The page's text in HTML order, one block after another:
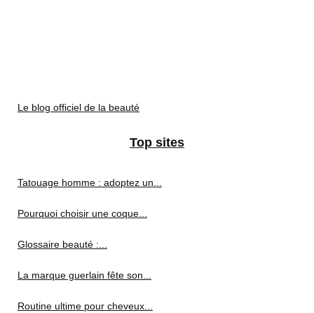
Le blog officiel de la beauté
Top sites
Tatouage homme : adoptez un...
Pourquoi choisir une coque...
Glossaire beauté :...
La marque guerlain fête son...
Routine ultime pour cheveux...